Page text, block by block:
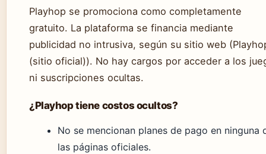
Playhop se promociona como completamente
gratuito. La plataforma se financia mediante
publicidad no intrusiva, según su sitio web
(sitio oficial)). No hay cargos por acceder a los
ni suscripciones ocultas.
¿Playhop tiene costos ocultos?
No se mencionan planes de pago en ninguna
las páginas oficiales.